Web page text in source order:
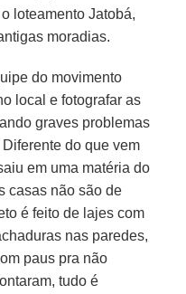
loteamento Jatobá,
moradias.
do movimento
local e fotografar as
graves problemas
Diferente do que vem
em uma matéria do
casas não são de
é feito de lajes com
nas paredes,
paus pra não
tudo é